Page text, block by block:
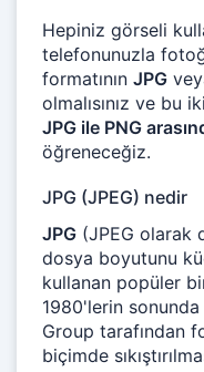
Hepiniz görseli
telefonunuzla
formatının JPG
olmalısınız ve bu
JPG ile PNG
öğreneceğiz.
JPG (JPEG) nedir
JPG (JPEG olarak
dosya boyutunu
kullanan popüler
1980'lerin
Group tarafından
biçimde